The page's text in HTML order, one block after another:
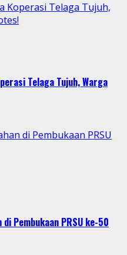
Koperasi Telaga Tujuh,
Telaga Tujuh, Warga
di Pembukaan PRSU
Pembukaan PRSU ke-50